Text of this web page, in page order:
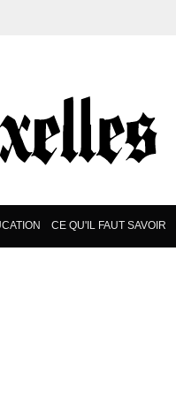
CE QU'IL FAUT SAVOIR